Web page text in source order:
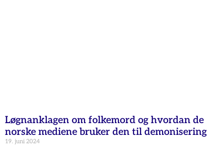
Løgnanklagen om folkemord og hvordan de
norske mediene bruker den til demonisering
19. juni 2024